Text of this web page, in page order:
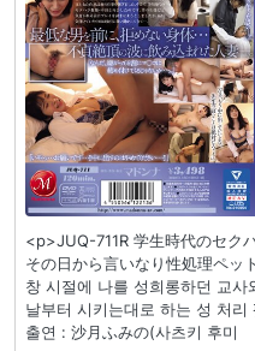
<p>JUQ-711R 学生時代のセク
その日から言いなり性処理ペ
창 시절에 나를 성희롱하던 교
날부터 시키는대로 하는 성 처
출연 : 沙月ふみの(사츠키 후미